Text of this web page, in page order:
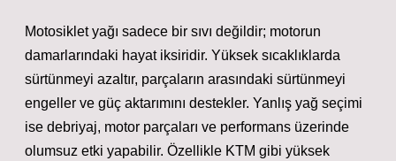
Motosiklet yağı sadece bir sıvı değildir; motorun
damarlarındaki hayat iksiridir. Yüksek sıcaklıklarda
sürtünmeyi azaltır, parçaların arasındaki sürtünmeyi
engeller ve güç aktarımını destekler. Yanlış yağ seçimi
ise debriyaj, motor parçaları ve performans üzerinde
olumsuz etki yapabilir. Özellikle KTM gibi yüksek